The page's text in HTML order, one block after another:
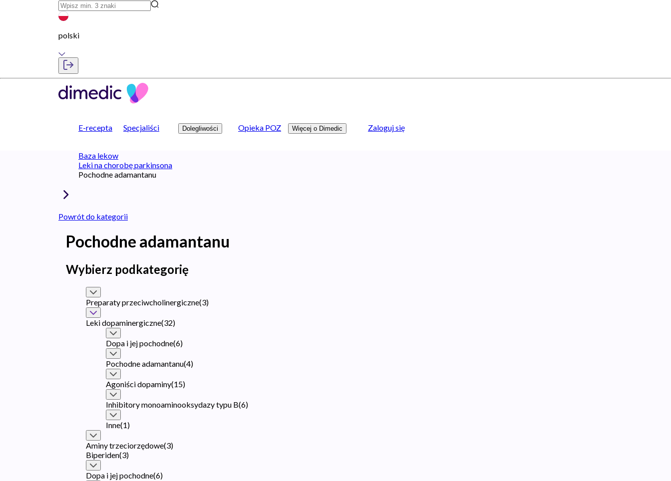
polski
E-recepta Specjaliści Dolegliwości Opieka POZ Więcej o Dimedic Zaloguj się
Baza lekow
Leki na chorobę parkinsona
Pochodne adamantanu
Powrót do kategorii
Pochodne adamantanu
Wybierz podkategorię
Preparaty przeciwcholinergiczne(3)
Leki dopaminergiczne(32)
Dopa i jej pochodne(6)
Pochodne adamantanu(4)
Agoniści dopaminy(15)
Inhibitory monoaminooksydazy typu B(6)
Inne(1)
Aminy trzeciorzędowe(3)
Biperiden(3)
Dopa i jej pochodne(6)